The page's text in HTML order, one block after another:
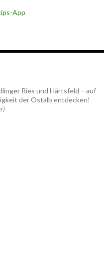
App
Ries und Härtsfeld – auf
der Ostalb entdecken!